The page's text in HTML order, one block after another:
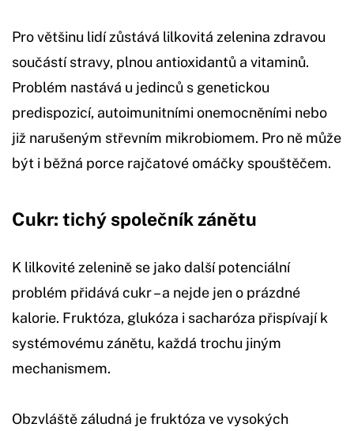
Pro většinu lidí zůstává lilkovitá zelenina zdravou
součástí stravy, plnou antioxidantů a vitaminů.
Problém nastává u jedinců s genetickou
predispozicí, autoimunitními onemocněními nebo
již narušeným střevním mikrobiomem. Pro ně může
být i běžná porce rajčatové omáčky spouštěčem.
Cukr: tichý společník zánětu
K lilkovité zelenině se jako další potenciální
problém přidává cukr – a nejde jen o prázdné
kalorie. Fruktóza, glukóza i sacharóza přispívají k
systémovému zánětu, každá trochu jiným
mechanismem.
Obzvláště záludná je fruktóza ve vysokých